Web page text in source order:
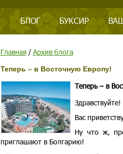
БЛОГ БУКСИР
Главная/ Архив блога
Теперь – в Восточную Европу!
Теперь – в
Здравствуйте!
Вас
Ну что ж,
приглашают в Болгарию!